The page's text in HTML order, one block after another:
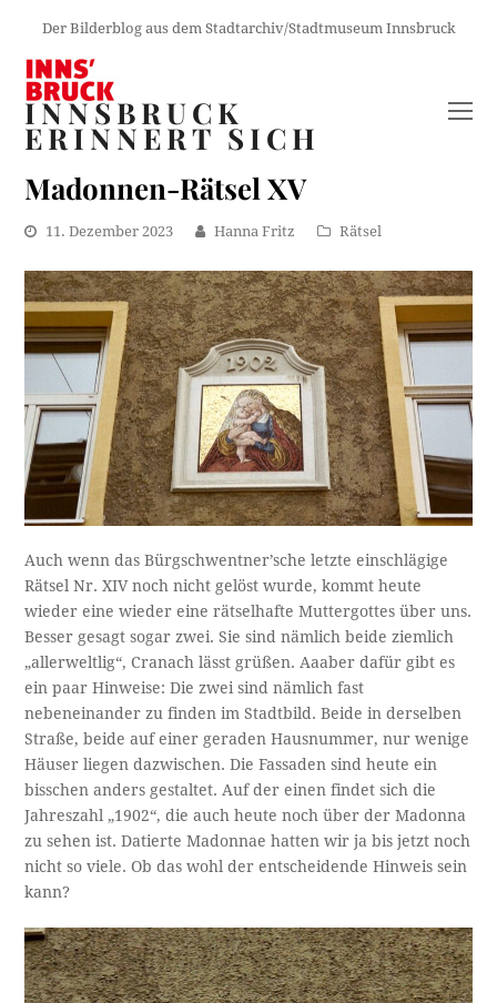
Der Bilderblog aus dem Stadtarchiv/Stadtmuseum Innsbruck
INNSBRUCK
ERINNERT SICH
Madonnen-Rätsel XV
11. Dezember 2023 Hanna Fritz Rätsel
Auch wenn das Bürgschwentner’sche letzte einschlägige
Rätsel Nr. XIV noch nicht gelöst wurde, kommt heute
wieder eine wieder eine rätselhafte Muttergottes über uns.
Besser gesagt sogar zwei. Sie sind nämlich beide ziemlich
„allerweltlig“, Cranach lässt grüßen. Aaaber dafür gibt es
ein paar Hinweise: Die zwei sind nämlich fast
nebeneinander zu finden im Stadtbild. Beide in derselben
Straße, beide auf einer geraden Hausnummer, nur wenige
Häuser liegen dazwischen. Die Fassaden sind heute ein
bisschen anders gestaltet. Auf der einen findet sich die
Jahreszahl „1902“, die auch heute noch über der Madonna
zu sehen ist. Datierte Madonnae hatten wir ja bis jetzt noch
nicht so viele. Ob das wohl der entscheidende Hinweis sein
kann?